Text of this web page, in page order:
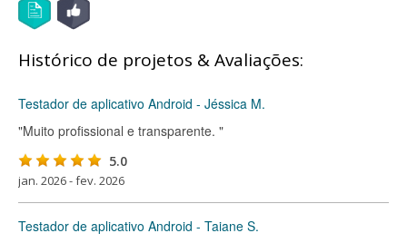
Histórico de projetos & Avaliações:
Testador de aplicativo Android - Jéssica M.
"Muito profissional e transparente. "
5.0
jan. 2026 - fev. 2026
Testador de aplicativo Android - Taiane S.